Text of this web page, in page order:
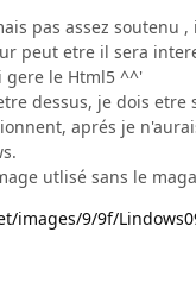
pas assez soutenu
peut etre il sera
gere le Html5 ^^'
dessus, je dois etre
aprés je
utlisé sans le
images/9/9f/